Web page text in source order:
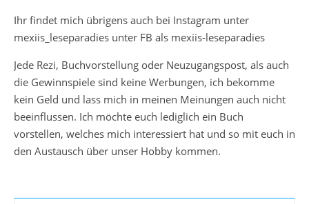
Ihr findet mich übrigens auch bei Instagram unter
mexiis_leseparadies unter FB als mexiis-leseparadies
Jede Rezi, Buchvorstellung oder Neuzugangspost, als auch
die Gewinnspiele sind keine Werbungen, ich bekomme
kein Geld und lass mich in meinen Meinungen auch nicht
beeinflussen. Ich möchte euch lediglich ein Buch
vorstellen, welches mich interessiert hat und so mit euch in
den Austausch über unser Hobby kommen.